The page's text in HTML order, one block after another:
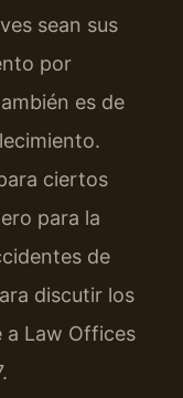
sean sus
por
es de
ciertos
para la
de
discutir los
a Law Offices